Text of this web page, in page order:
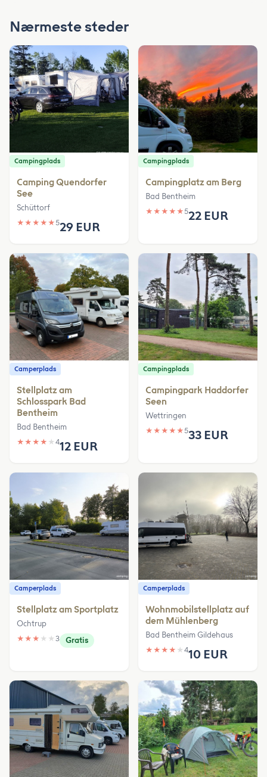
Nærmeste steder
Campingplads
Camping Quendorfer
See
Schüttorf
★ ★ ★ ★ ★529 EUR
Campingplads
Campingplatz am Berg
Bad Bentheim
★ ★ ★ ★ ★522 EUR
Camperplads
Stellplatz am
Schlosspark Bad
Bentheim
Bad Bentheim
★ ★ ★ ★ ★ 412 EUR
Campingplads
Campingpark Haddorfer
Seen
Wettringen
★ ★ ★ ★ ★533 EUR
Camperplads
Stellplatz am Sportplatz
Ochtrup
★ ★ ★ ★ ★ 3 Gratis
Camperplads
Wohnmobilstellplatz auf
dem Mühlenberg
Bad Bentheim Gildehaus
★ ★ ★ ★ ★ 410 EUR